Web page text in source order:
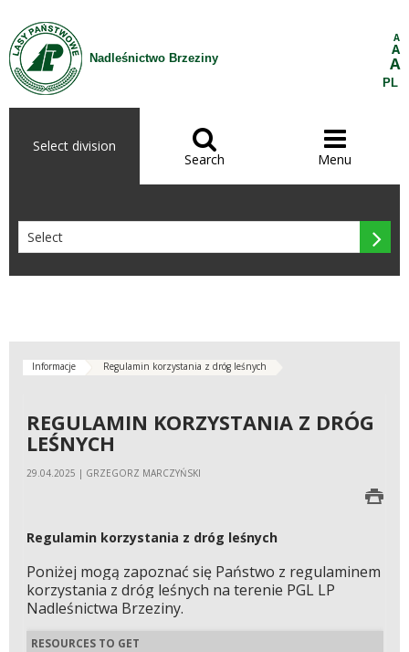
Skip to Content
Nadleśnictwo Brzeziny
A
A
A
PL
Select division 
Search

Menu

Informacje Regulamin korzystania z dróg leśnych
REGULAMIN KORZYSTANIA Z DRÓG
LEŚNYCH
29.04.2025 | GRZEGORZ MARCZYŃSKI
Regulamin korzystania z dróg leśnych
Poniżej mogą zapoznać się Państwo z regulaminem
korzystania z dróg leśnych na terenie PGL LP
Nadleśnictwa Brzeziny.
RESOURCES TO GET